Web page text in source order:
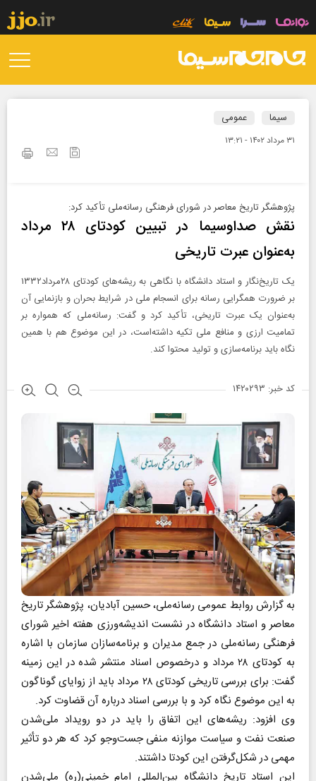
سیما عمومی
۳۱ مرداد ۱۴۰۲ - ۱۳:۲۱
پژوهشگر تاریخ معاصر در شورای فرهنگی رسانه‌ملی تأکید کرد:
نقش صداوسیما در تبیین کودتای ۲۸ مرداد
به‌عنوان عبرت تاریخی
یک تاریخ‌نگار و استاد دانشگاه با نگاهی به ریشه‌های کودتای ۲۸مرداد۱۳۳۲
بر ضرورت همگرایی رسانه برای انسجام ملی در شرایط بحران و بازنمایی آن
به‌عنوان یک عبرت تاریخی، تأکید کرد و گفت: رسانه‌ملی که همواره بر
تمامیت ارزی و منافع ملی تکیه داشته‌است، در این موضوع هم با همین
نگاه باید برنامه‌سازی و تولید محتوا کند.
کد خبر: ۱۴۲۰۲۹۳
به گزارش روابط عمومی رسانه‌ملی، حسین آبادیان، پژوهشگر تاریخ
معاصر و استاد دانشگاه در نشست اندیشه‌ورزی هفته اخیر شورای
فرهنگی رسانه‌ملی در جمع مدیران و برنامه‌سازان سازمان با اشاره
به کودتای ۲۸ مرداد و درخصوص اسناد منتشر شده در این زمینه
گفت: برای بررسی تاریخی کودتای ۲۸ مرداد باید از زوایای گوناگون
به این موضوع نگاه کرد و با بررسی اسناد درباره آن قضاوت کرد.
وی افزود: ریشه‌های این اتفاق را باید در دو رویداد ملی‌شدن
صنعت نفت و سیاست موازنه منفی جست‌وجو کرد که هر دو تأثیر
مهمی در شکل‌گرفتن این کودتا داشتند.
این استاد تاریخ دانشگاه بین‌المللی امام خمینی(ره) ملی‌شدن